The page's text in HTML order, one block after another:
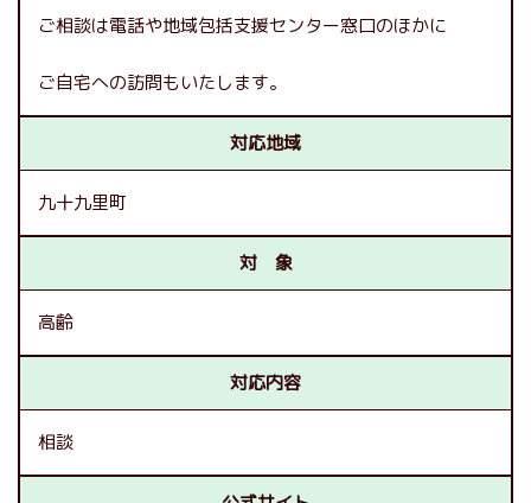
ご相談は電話や地域包括支援センター窓口のほかに
ご自宅への訪問もいたします。
対応地域
九十九里町
対 象
高齢
対応内容
相談